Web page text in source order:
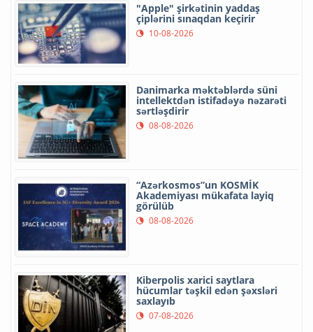
"Apple" şirkətinin yaddaş
çiplərini sınaqdan keçirir
10-08-2026
Danimarka məktəblərdə süni
intellektdən istifadəyə nəzarəti
sərtləşdirir
08-08-2026
“Azərkosmos”un KOSMİK
Akademiyası mükafata layiq
görülüb
08-08-2026
Kiberpolis xarici saytlara
hücumlar təşkil edən şəxsləri
saxlayıb
07-08-2026